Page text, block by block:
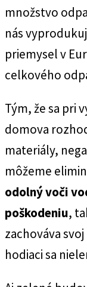
množstvo
nás
priemysel v
celkového
Tým, že sa pri
domova
materiály,
môžeme
odolný voči
poškodeniu,
zachováva
hodiaci sa